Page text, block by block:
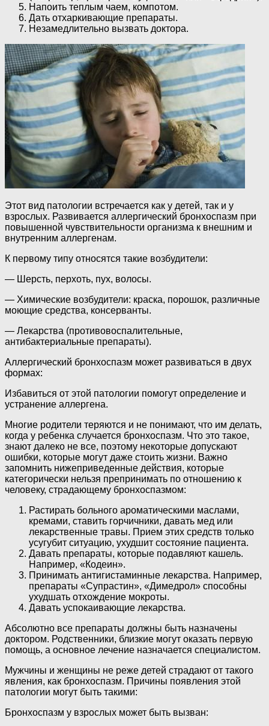
Напоить теплым чаем, компотом.
Дать отхаркивающие препараты.
Незамедлительно вызвать доктора.
Этот вид патологии встречается как у детей, так и у
взрослых. Развивается аллергический бронхоспазм при
повышенной чувствительности организма к внешним и
внутренним аллергенам.
К первому типу относятся такие возбудители:
— Шерсть, перхоть, пух, волосы.
— Химические возбудители: краска, порошок, различные
моющие средства, консерванты.
— Лекарства (противовоспалительные,
антибактериальные препараты).
Аллергический бронхоспазм может развиваться в двух
формах:
Избавиться от этой патологии помогут определение и
устранение аллергена.
Многие родители теряются и не понимают, что им делать,
когда у ребенка случается бронхоспазм. Что это такое,
знают далеко не все, поэтому некоторые допускают
ошибки, которые могут даже стоить жизни. Важно
запомнить нижеприведенные действия, которые
категорически нельзя препринимать по отношению к
человеку, страдающему бронхоспазмом:
Растирать больного ароматическими маслами,
кремами, ставить горчичники, давать мед или
лекарственные травы. Прием этих средств только
усугубит ситуацию, ухудшит состояние пациента.
Давать препараты, которые подавляют кашель.
Например, «Кодеин».
Принимать антигистаминные лекарства. Например,
препараты «Супрастин», «Димедрол» способны
ухудшать отхождение мокроты.
Давать успокаивающие лекарства.
Абсолютно все препараты должны быть назначены
доктором. Родственники, близкие могут оказать первую
помощь, а основное лечение назначается специалистом.
Мужчины и женщины не реже детей страдают от такого
явления, как бронхоспазм. Причины появления этой
патологии могут быть такими:
Бронхоспазм у взрослых может быть вызван: